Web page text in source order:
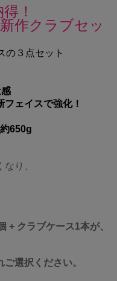
！
作クラブセッ
の３点セット
ェイスで強化！
650g
り、
+ クラブケース1本が、
選択ください。